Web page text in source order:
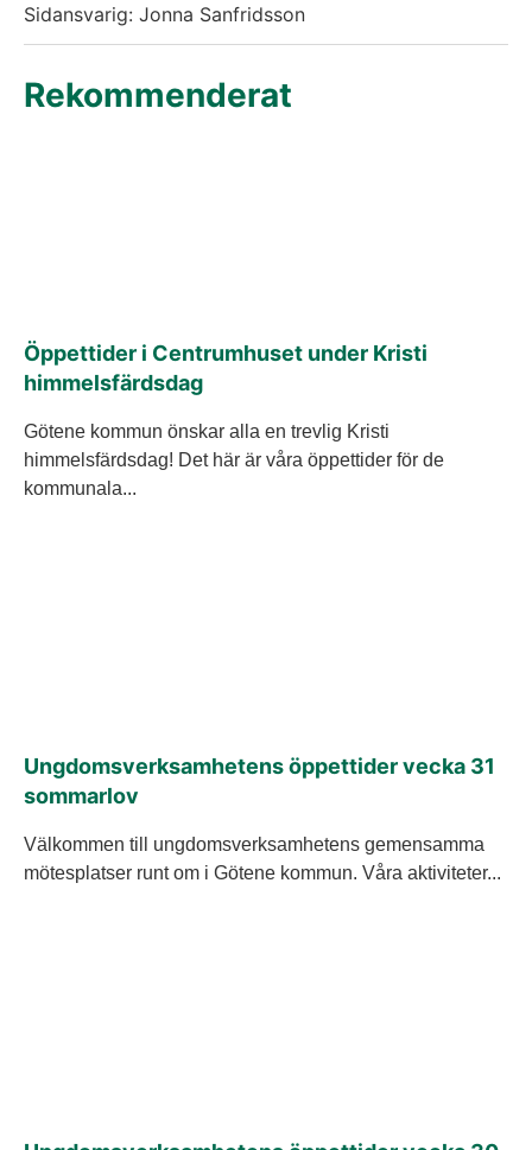
Sidansvarig: Jonna Sanfridsson
Rekommenderat
Öppettider i Centrumhuset under Kristi
himmelsfärdsdag
Götene kommun önskar alla en trevlig Kristi
himmelsfärdsdag! Det här är våra öppettider för de
kommunala...
Ungdomsverksamhetens öppettider vecka 31
sommarlov
Välkommen till ungdomsverksamhetens gemensamma
mötesplatser runt om i Götene kommun. Våra aktiviteter...